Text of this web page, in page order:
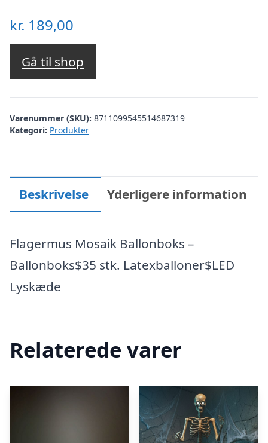
kr. 189,00
Gå til shop
Varenummer (SKU): 8711099545514687319
Kategori: Produkter
Beskrivelse Yderligere information
Flagermus Mosaik Ballonboks –
Ballonboks$35 stk. Latexballoner$LED
Lyskæde
Relaterede varer